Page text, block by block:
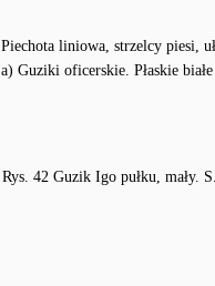
Piechota liniowa, strzelcy piesi,
a) Guziki oficerskie. Płaskie
Rys. 42 Guzik Igo pułku, mały.